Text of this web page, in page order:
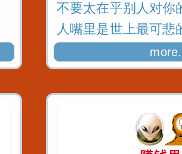
不要太在乎别人对你
人嘴里是世上最可悲